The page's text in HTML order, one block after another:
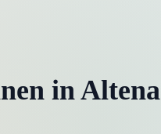
in Altena